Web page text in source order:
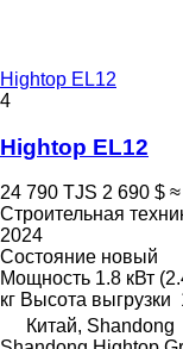
Hightop EL12
4
Hightop EL12
24 790 TJS 2 690 $
Строительная
2024
Состояние новый
Мощность 1.8 кВт
кг Высота выгрузки
Китай, Shandong